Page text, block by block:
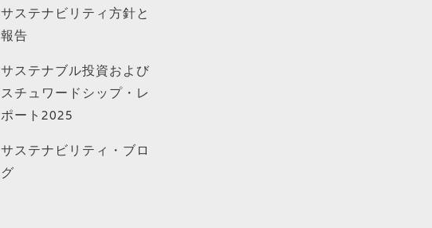
サステナビリティ方針と
報告
サステナブル投資および
スチュワードシップ・レ
ポート2025
サステナビリティ・ブロ
グ